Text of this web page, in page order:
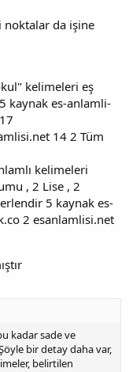
noktalar da işine
kelimeleri eş
kaynak es-anlamli-
14 2 Tüm
kelimeleri
, 2 Lise , 2
5 kaynak es-
2 esanlamlisi.net
kadar sade ve
bir detay daha var,
belirtilen